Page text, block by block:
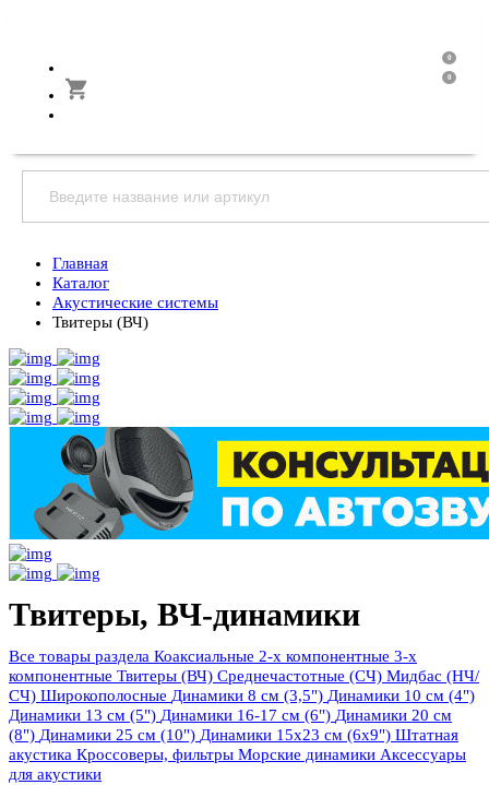
0
0
Главная
Каталог
Акустические системы
Твитеры (ВЧ)
Твитеры, ВЧ-динамики
Все товары раздела Коаксиальные 2-х компонентные 3-х
компонентные Твитеры (ВЧ) Среднечастотные (СЧ) Мидбас (НЧ/
СЧ) Широкополосные Динамики 8 см (3,5") Динамики 10 см (4")
Динамики 13 см (5") Динамики 16-17 см (6") Динамики 20 см
(8") Динамики 25 см (10") Динамики 15х23 см (6х9") Штатная
акустика Кроссоверы, фильтры Морские динамики Аксессуары
для акустики